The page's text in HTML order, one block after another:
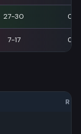
27-30 0
7-17 0